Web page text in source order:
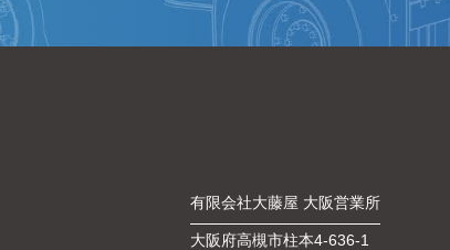
有限会社大藤屋 大阪営業所
大阪府高槻市柱本4-636-1